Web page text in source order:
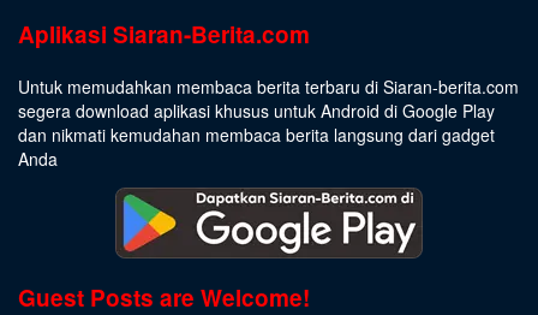
Aplikasi Siaran-Berita.com
Untuk memudahkan membaca berita terbaru di Siaran-berita.com
segera download aplikasi khusus untuk Android di Google Play
dan nikmati kemudahan membaca berita langsung dari gadget
Anda
Guest Posts are Welcome!